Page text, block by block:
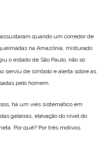
quando um corredor de
na Amazônia, misturado
o estado de São Paulo, não só
serviu de símbolo e alerta sobre as
pelo homem.
há um viés sistemático em
geleiras, elevação do nível do
Por quê? Por três motivos.